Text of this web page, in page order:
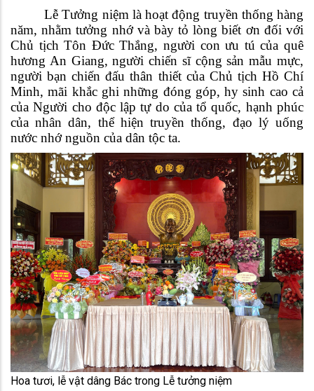
Lễ Tưởng niệm là hoạt động truyền thống hàng
năm, nhằm tưởng nhớ và bày tỏ lòng biết ơn đối với
Chủ tịch Tôn Đức Thắng, người con ưu tú của quê
hương An Giang, người chiến sĩ cộng sản mẫu mực,
người bạn chiến đấu thân thiết của Chủ tịch Hồ Chí
Minh, mãi khắc ghi những đóng góp, hy sinh cao cả
của Người cho độc lập tự do của tổ quốc, hạnh phúc
của nhân dân, thể hiện truyền thống, đạo lý uống
nước nhớ nguồn của dân tộc ta.
Hoa tươi, lễ vật dâng Bác trong Lễ tưởng niệm